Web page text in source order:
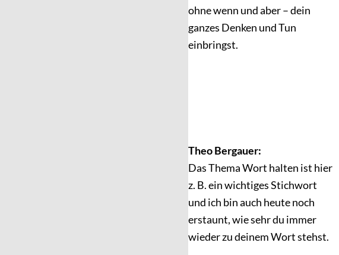
ohne wenn und aber – dein
ganzes Denken und Tun
einbringst.
Theo Bergauer:
Das Thema Wort halten ist hier
z. B. ein wichtiges Stichwort
und ich bin auch heute noch
erstaunt, wie sehr du immer
wieder zu deinem Wort stehst.